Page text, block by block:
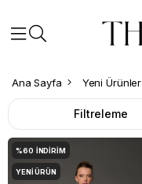
Ana Sayfa Yeni Ürünler
Filtreleme
%60 İNDIRIM
YENI ÜRÜN